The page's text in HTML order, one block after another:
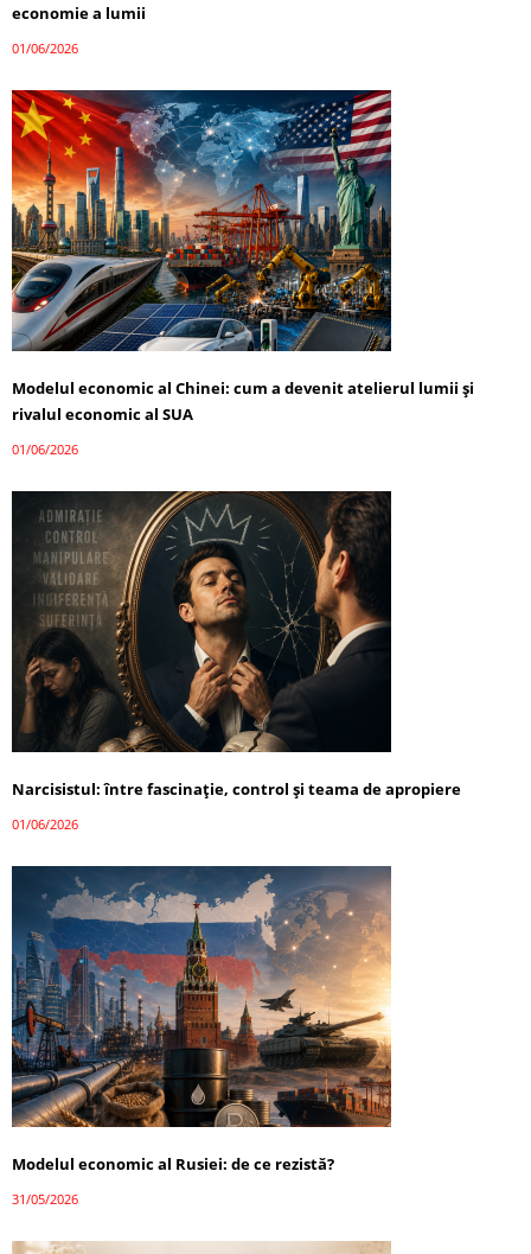
economie a lumii
01/06/2026
Modelul economic al Chinei: cum a devenit atelierul lumii și
rivalul economic al SUA
01/06/2026
Narcisistul: între fascinație, control și teama de apropiere
01/06/2026
Modelul economic al Rusiei: de ce rezistă?
31/05/2026